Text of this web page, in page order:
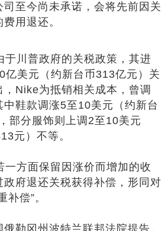
至今尚未承诺，会将先前因关
用退还。
于川普政府的关税政策，其进
亿美元（约新台币313亿元）关
Nike为抵销相关成本，曾调
鞋款调涨5至10美元（约新台
部分服饰则上调2至10美元
元）不等。
方面保留因涨价而增加的收
政府退还关税获得补偿，形同对
补偿”。
勒冈州波特兰联邦法院提告。